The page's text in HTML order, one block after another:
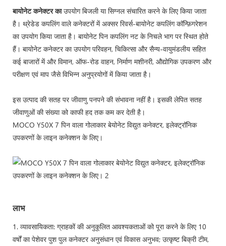
बायोनेट कनेक्टर काउपयोग बिजली या सिग्नल संचारित करने के लिए किया जाता
है। थ्रेडेड कपलिंग वाले कनेक्टरों में अक्सर रिवर्स-बायोनेट कपलिंग कॉन्फ़िगरेशन
का उपयोग किया जाता है। बायोनेट पिन कपलिंग नट के निचले भाग पर स्थित होते
हैं। बायोनेट कनेक्टर का उपयोग परिवहन, चिकित्सा और सैन्य-वायुमंडलीय सहित
कई बाजारों में और विमान, ऑफ-रोड वाहन, निर्माण मशीनरी, औद्योगिक उपकरण और
परीक्षण एवं माप जैसे विभिन्न अनुप्रयोगों में किया जाता है।
इस उत्पाद की सतह पर जीवाणु पनपने की संभावना नहीं है। इसकी लेपित सतह
जीवाणुओं की संख्या को काफी हद तक कम कर देती है।
MOCO Y50X 7 पिन वाला गोलाकार बेयोनेट विद्युत कनेक्टर, इलेक्ट्रॉनिक
उपकरणों के लाइन कनेक्शन के लिए।
लाभ
1. व्यावसायिकता: ग्राहकों की अनुकूलित आवश्यकताओं को पूरा करने के लिए 10
वर्षों का पेशेवर पुश पुल कनेक्टर अनुसंधान एवं विकास अनुभव; उत्कृष्ट बिक्री टीम,